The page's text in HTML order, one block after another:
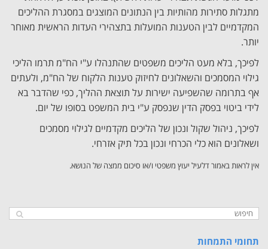
מתגלות סתירות מהותיות בין הנתונים המוצגים במסגרת ההליכים
המקדמיים לבין הטענות המועלות בתצהירי העדות הראשית מאוחר
יותר.
לפיכך, בלא מעט הליכים משפטים שהתנהלו ע"י הח"מ תרמו הליכי
גילוי המסמכים והשאלונים לחיזוק טענות הלקוח של הח"מ, ולעתים
אף בתרומה שהשפיעה ישירות על תוצאת ההליך, כפי שהדבר בא
לידי ביטוי בפסק הדין שנפסק ע"י בית המשפט בסופו של יום.
לפיכך, ניהול שקול ונכון של הליכים מקדמיים לגילוי מסמכים
ושאלונים הוא כלי הכרחי ונכון בכל תיק אזרחי.
אין לראות באמור דלעיל יעוץ משפטי ו/או סיכום ממצה של הנושא.
תחומי התמחות